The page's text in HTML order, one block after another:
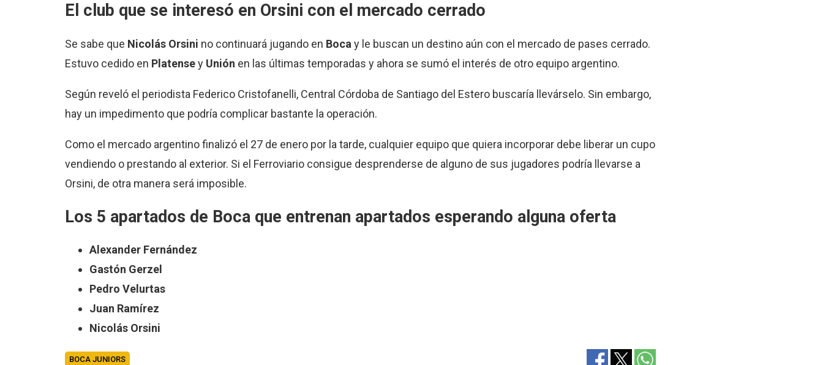
El club que se interesó en Orsini con el mercado cerrado
Se sabe que Nicolás Orsini no continuará jugando en Boca y le buscan un destino aún con el mercado de pases cerrado.
Estuvo cedido en Platensey Unión en las últimas temporadas y ahora se sumó el interés de otro equipo argentino.
Según reveló el periodista Federico Cristofanelli, Central Córdoba de Santiago del Estero buscaría llevárselo. Sin embargo,
hay un impedimento que podría complicar bastante la operación.
Como el mercado argentino finalizó el 27 de enero por la tarde, cualquier equipo que quiera incorporar debe liberar un cupo
vendiendo o prestando al exterior. Si el Ferroviario consigue desprenderse de alguno de sus jugadores podría llevarse a
Orsini, de otra manera será imposible.
Los 5 apartados de Boca que entrenan apartados esperando alguna oferta
Alexander Fernández
Gastón Gerzel
Pedro Velurtas
Juan Ramírez
Nicolás Orsini
BOCA JUNIORS